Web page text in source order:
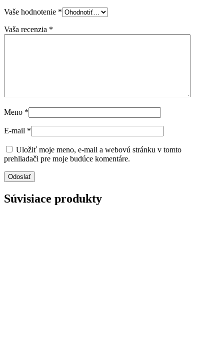
Vaše hodnotenie *
Vaša recenzia *
Meno *
E-mail *
Uložiť moje meno, e-mail a webovú stránku v tomto
prehliadači pre moje budúce komentáre.
Súvisiace produkty